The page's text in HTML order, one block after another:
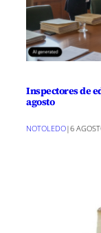
Inspectores de
agosto
NOTOLEDO|6